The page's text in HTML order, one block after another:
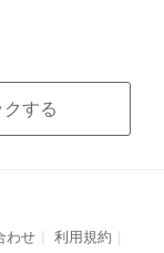
する
わせ
利用規約